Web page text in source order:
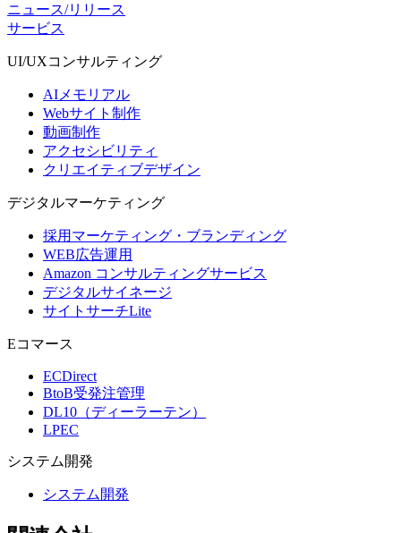
ニュース/リリース
サービス
UI/UXコンサルティング
AIメモリアル
Webサイト制作
動画制作
アクセシビリティ
クリエイティブデザイン
デジタルマーケティング
採用マーケティング・ブランディング
WEB広告運用
Amazon コンサルティングサービス
デジタルサイネージ
サイトサーチLite
Eコマース
ECDirect
BtoB受発注管理
DL10（ディーラーテン）
LPEC
システム 開発
システム開発